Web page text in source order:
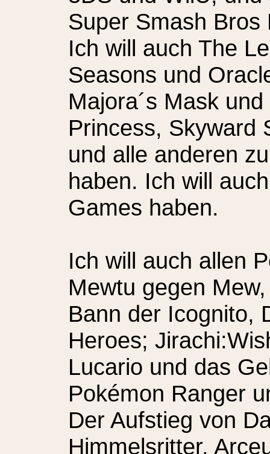
Super Smash Bros
Ich will auch The
Seasons und
Majora´s Mask
Princess, Skyward
und alle anderen
haben. Ich will
Games haben.
Ich will auch allen
Mewtu gegen
Bann der Icognito,
Heroes;
Lucario und das
Pokémon Ranger
Der Aufstieg von
Himmelsritter,